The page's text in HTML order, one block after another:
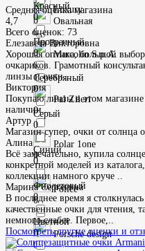
Luxury
0
Marcolin S.p.A.
0
Pal Zileri
0
Polar 1one
0
Police
0
Porsche design
0
Овальная
0
Красный
0
Прозрачный
0
Серебряный
0
Серый
0
Синий
0
Фиолетовый
0
Цветной
0
Средняя оценка магазина
4,7
Всего оценок: 73
Елезавета Викторовна
Хорошая оптика, большой выбор
очкариков. Грамотный
линзы и очки...
Виктория
Покупаю линзы в этом
наличии...
Артур
Магазин супер, очки от солнца
Алина
Всё замечательно, купила
конкретной моделей из
коллекции намного круче ..
Марина Сергеевна
В последнее время я
качественные очки для чтения,
немного слабее. Первое,..
Посмотреть другие оценки и